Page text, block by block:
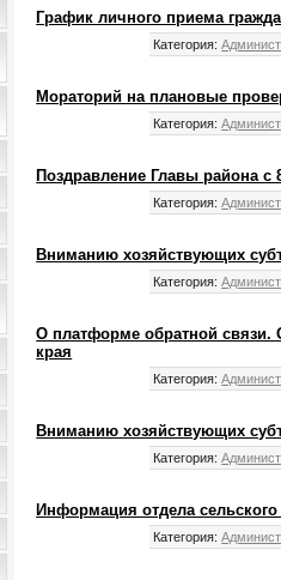
График личного приема
Категория:
Мораторий на плановые
Категория:
Поздравление Главы района с
Категория:
Вниманию хозяйствующих
Категория:
О платформе обратной связи.
края
Категория:
Вниманию хозяйствующих
Категория:
Информация отдела
Категория: